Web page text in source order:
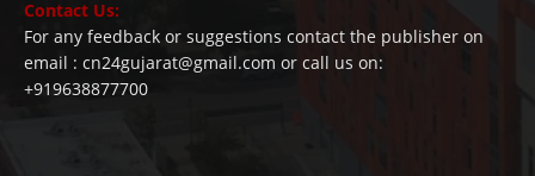
Contact Us:
For any feedback or suggestions contact the publisher on
email : cn24gujarat@gmail.com or call us on:
+919638877700